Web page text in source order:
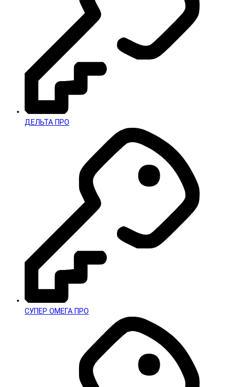
ДЕЛЬТА ПРО
СУПЕР ОМЕГА ПРО